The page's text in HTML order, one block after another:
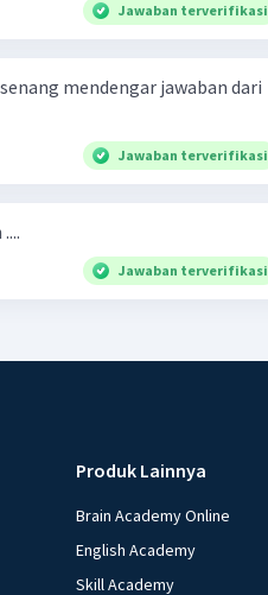
Jawaban terverifikasi
mendengar jawaban dari
Jawaban terverifikasi
Jawaban terverifikasi
Produk Lainnya
Brain Academy Online
English Academy
Skill Academy